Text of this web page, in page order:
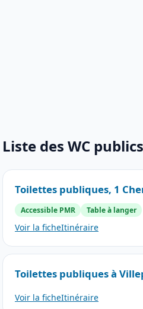
Liste des WC
Toilettes publiques, 1
Accessible PMR Table à langer
Voir la ficheItinéraire
Toilettes publiques à
Voir la ficheItinéraire